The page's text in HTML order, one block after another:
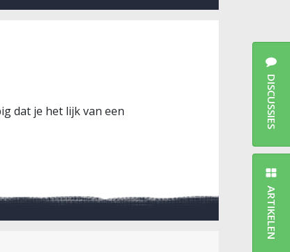
dat je het lijk van een
DISCUSSIES
ARTIKELEN